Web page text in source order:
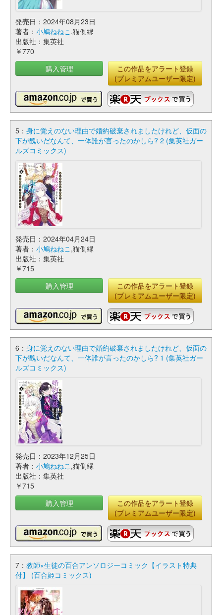
発売日：2024年08月23日
著者： 小鳩ねねこ ,猫側縁
出版社：集英社
￥770
購入管理
この作品をアラート登録
(プレミアムユーザー限定)
5： 身に覚えのない理由で婚約破棄されましたけれど、仮面の
下が醜いだなんて、一体誰が言ったのかしら? 2 (集英社ガー
ルズコミックス)
発売日：2024年04月24日
著者： 小鳩ねねこ ,猫側縁
出版社：集英社
￥715
購入管理
この作品をアラート登録
(プレミアムユーザー限定)
6： 身に覚えのない理由で婚約破棄されましたけれど、仮面の
下が醜いだなんて、一体誰が言ったのかしら? 1 (集英社ガー
ルズコミックス)
発売日：2023年12月25日
著者： 小鳩ねねこ ,猫側縁
出版社：集英社
￥715
購入管理
この作品をアラート登録
(プレミアムユーザー限定)
7： 教師×生徒の百合アンソロジーコミック【イラスト特典
付】 (百合姫コミックス)